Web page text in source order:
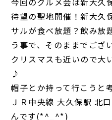
待望の聖地開催！新大久
サルが食べ放題？飲み
う事で、そのままでご
クリスマスも近いので大
♪
帽子とか持って行こう
ＪＲ中央線 大久保駅 北
んです(*^_^*)